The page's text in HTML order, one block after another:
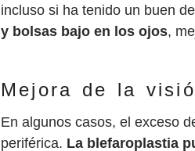
incluso si ha tenido un buen
y bolsas bajo en los ojos,
Mejora de la
En algunos casos, el exceso
periférica. La blefaroplastia